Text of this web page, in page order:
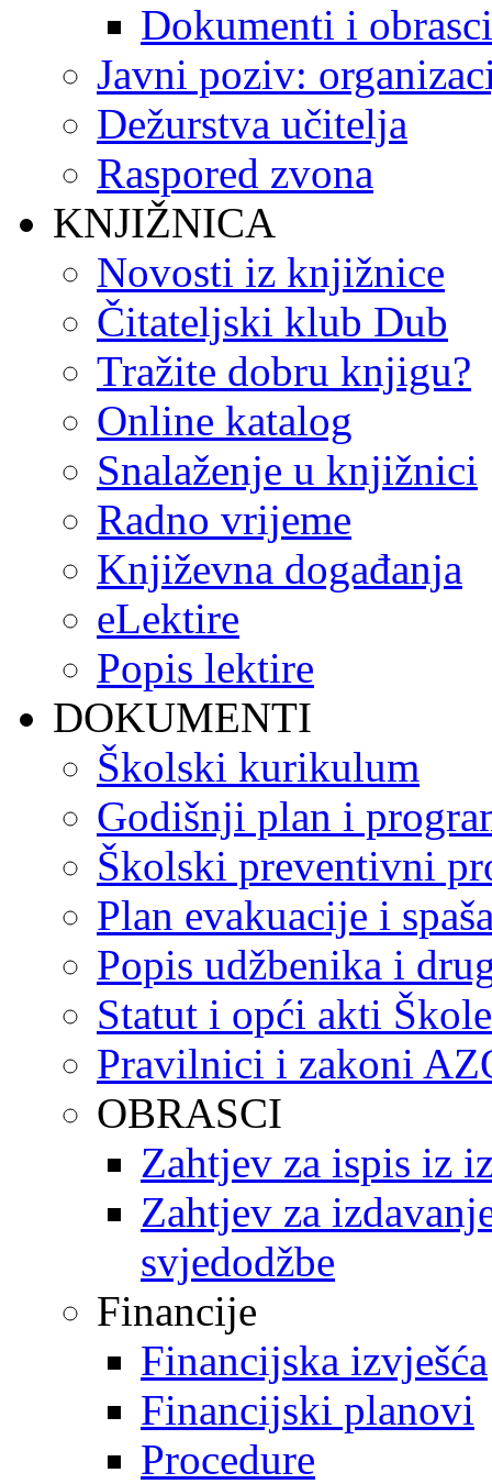
Dokumenti i obrasci
Javni poziv:
Dežurstva učitelja
Raspored zvona
KNJIŽNICA
Novosti iz knjižnice
Čitateljski klub Dub
Tražite dobru knjigu?
Online katalog
Snalaženje u knjižnici
Radno vrijeme
Književna događanja
eLektire
Popis lektire
DOKUMENTI
Školski kurikulum
Godišnji plan i
Školski preventivni
Plan evakuacije i
Popis udžbenika i
Statut i opći akti Škole
Pravilnici i zakoni
OBRASCI
Zahtjev za ispis iz
Zahtjev za
svjedodžbe
Financije
Financijska izvješća
Financijski planovi
Procedure